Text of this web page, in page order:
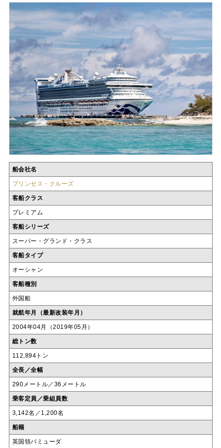
船会社名
プリンセス・クルーズ
客船クラス
プレミアム
客船シリーズ
スーパー・グランド・クラス
客船タイプ
オーシャン
客船種別
外国船
就航年月（最新改装年月）
2004年04月（2019年05月）
総トン数
112,894トン
全長／全幅
290メートル／36メートル
乗客定員／乗組員数
3,142名／1,200名
船籍
英国領バミューダ